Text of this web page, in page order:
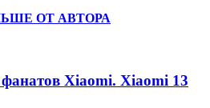
ОТ АВТОРА
Xiaomi. Xiaomi 13